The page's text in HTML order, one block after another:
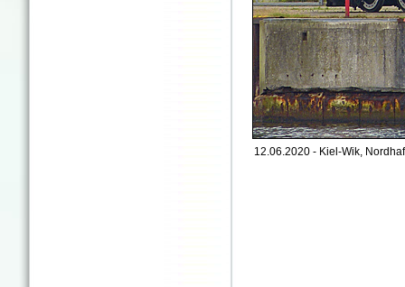
12.06.2020 - Kiel-Wik,